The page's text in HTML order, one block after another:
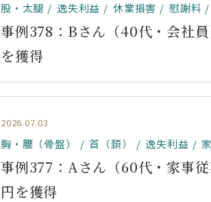
股・太腿 逸失利益 休業損害 慰謝料
事例378：Bさん（40代・会社
を獲得
2026.07.03
胸・腰（骨盤） 首（頚） 逸失利益
事例377：Aさん（60代・家事
円を獲得